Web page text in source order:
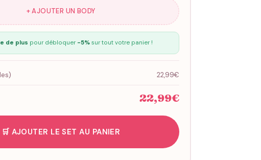
+ AJOUTER UN BODY
de plus pour débloquer -5%sur tout votre panier !
22,99€
22,99€
🛒 AJOUTER LE SET AU PANIER